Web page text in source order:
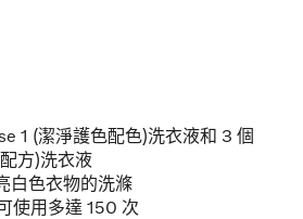
1 (潔淨護色配色)洗衣液和 3 個
方)洗衣液
白色衣物的洗滌
使用多達 150 次